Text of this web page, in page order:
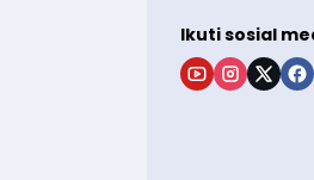
Ikuti sosial